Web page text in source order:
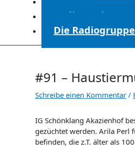
Radiosendungen
Die
#91 –
Schreibe einen Kommentar /
IG Schönklang Akazienhof
gezüchtet werden. Arila Perl
befinden, die z.T. älter als